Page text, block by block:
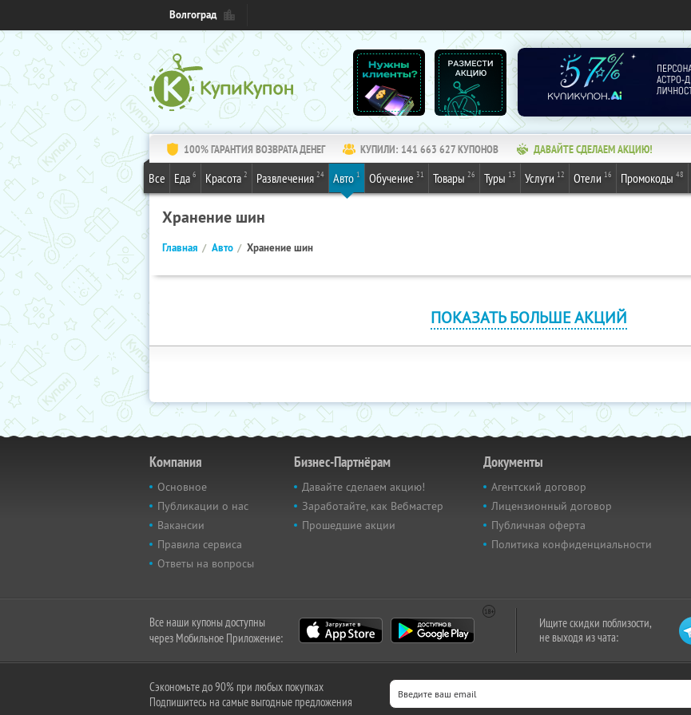
Волгоград
100% ГАРАНТИЯ ВОЗВРАТА ДЕНЕГ КУПИЛИ: 141 663 627КУПОНОВ ДАВАЙТЕ СДЕЛАЕМ АКЦИЮ!
Все Еда 6 Красота 2 Развлечения 24 Авто 1 Обучение 31 Товары 26 Туры 13 Услуги 12 Отели 16 Промокоды 48
Хранение шин
Главная Авто Хранение шин
ПОКАЗАТЬ БОЛЬШЕ АКЦИЙ
Компания
Основное
Публикации о нас
Вакансии
Правила сервиса
Ответы на вопросы
Бизнес-Партнёрам
Давайте сделаем акцию!
Заработайте, как Вебмастер
Прошедшие акции
Документы
Агентский договор
Лицензионный договор
Публичная оферта
Политика конфиденциальности
Все наши купоны доступны
через Мобильное Приложение:
Ищите скидки поблизости,
не выходя из чата:
Сэкономьте до 90% при любых покупках
Подпишитесь на самые выгодные предложения